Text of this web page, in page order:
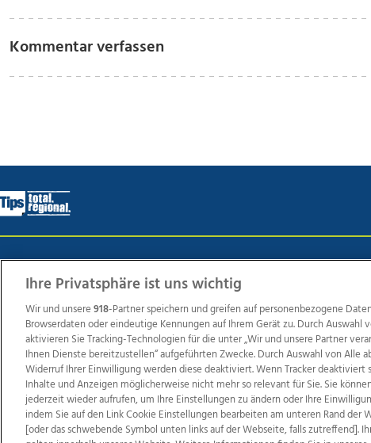
Kommentar verfassen
TV1 di-mog-i.at OÖNow Ischler Woche Life Radio
Ihre Privatsphäre ist uns wichtig
Wir und unsere918-Partner speichern und greifen auf personenbezogene
Browserdaten oder eindeutige Kennungen auf Ihrem Gerät zu. Durch Auswahl
aktivieren Sie Tracking-Technologien für die unter „Wir und unsere Partner
Ihnen Dienste bereitzustellen“ aufgeführten Zwecke. Durch Auswahl von Alle
Widerruf Ihrer Einwilligung werden diese deaktiviert. Wenn Tracker deaktiviert
Inhalte und Anzeigen möglicherweise nicht mehr so relevant für Sie. Sie
jederzeit wieder aufrufen, um Ihre Einstellungen zu ändern oder Ihre
indem Sie auf den Link Cookie Einstellungen bearbeiten am unteren Rand der
[oder das schwebende Symbol unten links auf der Webseite, falls zutreffend].